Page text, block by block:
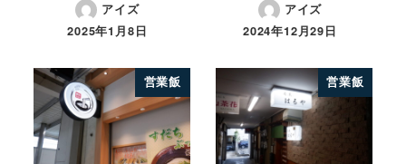
アイズ
2025年1月8日
アイズ
2024年12月29日
営業飯 営業飯